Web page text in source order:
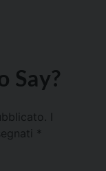
Say?
*